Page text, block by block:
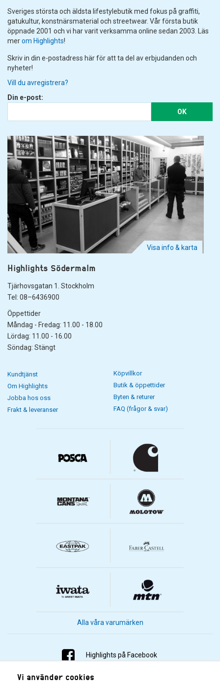
Sveriges största och äldsta lifestylebutik med fokus på graffiti,
gatukultur, konstnärsmaterial och streetwear. Vår första butik
öppnade 2001 och vi har varit verksamma online sedan 2003. Läs
merom Highlights!
Skriv in din e-postadress här för att ta del av erbjudanden och
nyheter!
Vill du avregistrera?
Din e-post:
OK
Visa info & karta
Highlights Södermalm
Tjärhovsgatan 1. Stockholm
Tel: 08–6436900
Öppettider
Måndag - Fredag: 11.00 - 18.00
Lördag: 11.00 - 16.00
Söndag: Stängt
Kundtjänst
Om Highlights
Jobba hos oss
Frakt & leveranser
Köpvillkor
Butik & öppettider
Byten & returer
FAQ (frågor & svar)
Alla våra varumärken
Highlights på Facebook
Highlights på Instagram
Vi använder cookies